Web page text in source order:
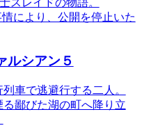
により、公開を停止いた
ルシアン５
列車で逃避行する二人。
る鄙びた湖の町へ降り立